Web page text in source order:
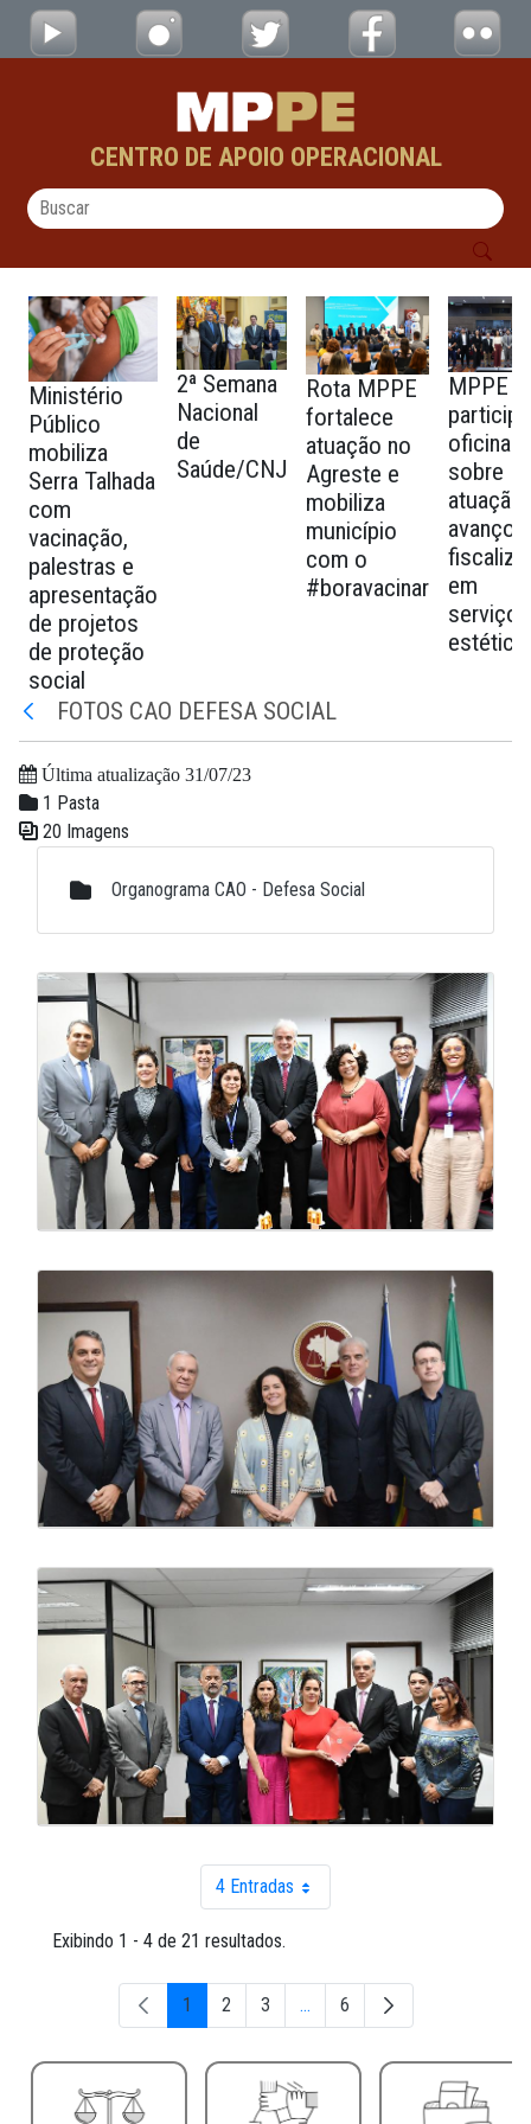
Pular para o Conteúdo principal
FOTOS CAO DEFESA SOCIAL - testes - CAOs
CENTRO DE APOIO OPERACIONAL
Ministério
Público
mobiliza
Serra Talhada
com
vacinação,
palestras e
apresentação
de projetos
de proteção
social
2ª Semana
Nacional
de
Saúde/CNJ
Rota MPPE
fortalece
atuação no
Agreste e
mobiliza
município
com o
#boravacinar
MPPE
oficina
sobre
atuação
em
estética
Voltar
FOTOS CAO DEFESA SOCIAL
Última atualização 31/07/23
1 Pasta
20 Imagens
Organograma CAO - Defesa Social
Galeria de Mídias
4 EntradasPor página
Exibindo 1 - 4 de 21 resultados.
Página
1 Página
2 Página
3 ...Páginas intermediárias Usar
Página
6